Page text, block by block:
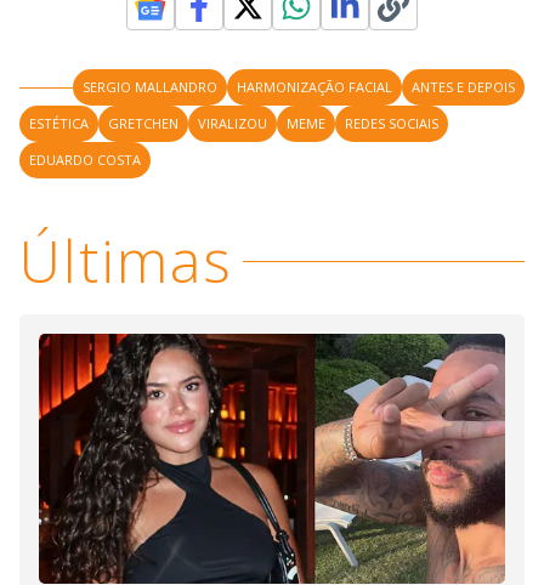
SERGIO MALLANDRO HARMONIZAÇÃO FACIAL
ANTES E DEPOIS
ESTÉTICA
GRETCHEN VIRALIZOU MEME
REDES SOCIAIS
EDUARDO COSTA
Últimas